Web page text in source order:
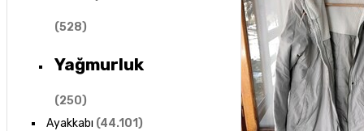
(528)
Yağmurluk
(250)
Ayakkabı (44.101)